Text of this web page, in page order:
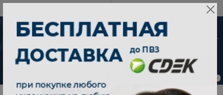
0
от 15 дней с
момента оплаты
ChatApp
online
Мессенджеры
Свяжитесь с нами через любой удобный
мессенджер!